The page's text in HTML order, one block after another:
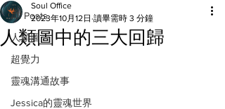
All Posts
人類圖
超覺力
靈魂溝通故事
Jessica的靈魂世界
人類圖中的三大回歸
Soul Office
2023年10月12日 讀畢需時 3 分鐘